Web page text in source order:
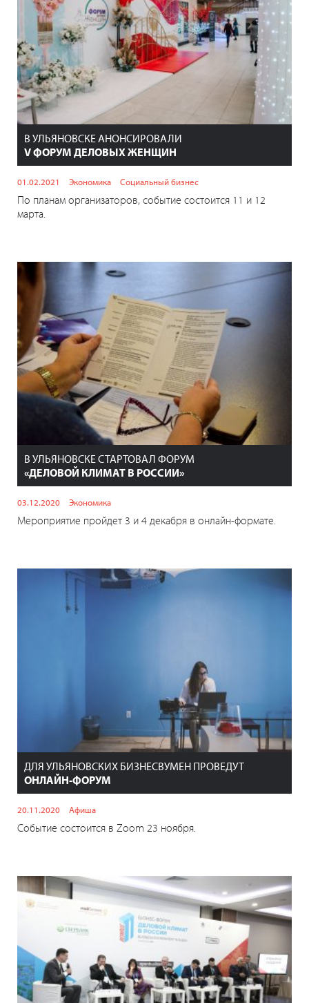
В УЛЬЯНОВСКЕ АНОНСИРОВАЛИ
V ФОРУМ ДЕЛОВЫХ ЖЕНЩИН
01.02.2021 Экономика Социальный бизнес
По планам организаторов, событие состоится 11 и 12
марта.
В УЛЬЯНОВСКЕ СТАРТОВАЛ ФОРУМ
«ДЕЛОВОЙ КЛИМАТ В РОССИИ»
03.12.2020 Экономика
Мероприятие пройдет 3 и 4 декабря в онлайн-формате.
ДЛЯ УЛЬЯНОВСКИХ БИЗНЕСВУМЕН ПРОВЕДУТ
ОНЛАЙН-ФОРУМ
20.11.2020 Афиша
Событие состоится в Zoom 23 ноября.